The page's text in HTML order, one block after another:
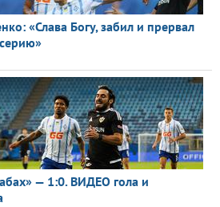
«Слава Богу, забил и прервал
— 1:0. ВИДЕО гола и